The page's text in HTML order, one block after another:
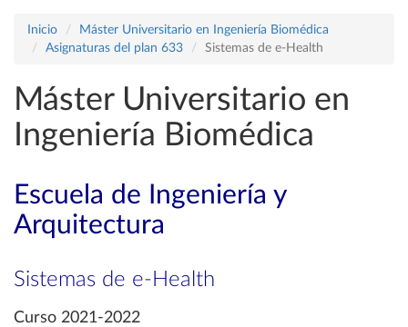
Inicio
Máster Universitario en Ingeniería Biomédica
Asignaturas del plan 633
Sistemas de e-Health
Máster Universitario en
Ingeniería Biomédica
Escuela de Ingeniería y
Arquitectura
Sistemas de e-Health
Curso 2021-2022